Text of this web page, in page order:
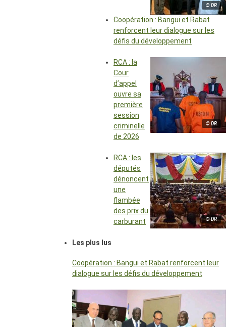
© DR
Coopération : Bangui et Rabat
renforcent leur dialogue sur les
défis du développement
© DR
RCA : la
Cour
d’appel
ouvre sa
première
session
criminelle
de 2026
© DR
RCA : les
députés
dénoncent
une
flambée
des prix du
carburant
Les plus lus
Coopération : Bangui et Rabat renforcent leur
dialogue sur les défis du développement